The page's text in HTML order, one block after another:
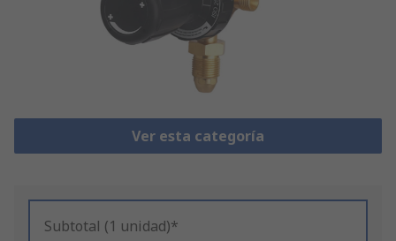
Ver esta categoría
Subtotal (1 unidad)*